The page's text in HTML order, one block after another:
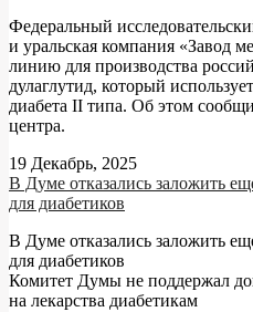
Федеральный
и уральская компания «Завод
линию для производства
дулаглутид, который
диабета II типа. Об этом
центра.
19 Декабрь, 2025
В Думе отказались заложить
для диабетиков
В Думе отказались заложить
для диабетиков
Комитет Думы не поддержал
на лекарства диабетикам